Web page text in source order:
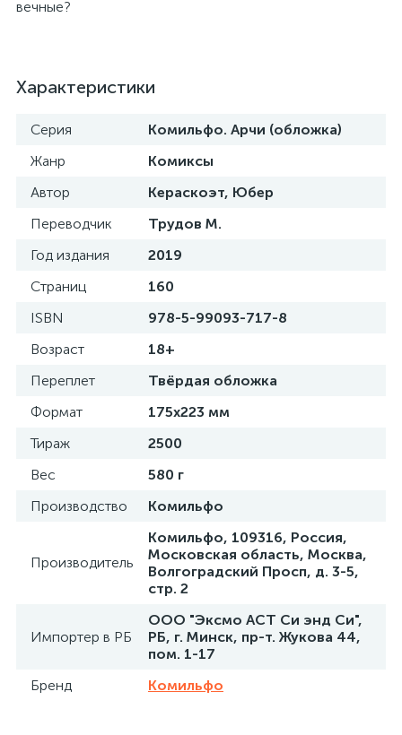
вечные?
Характеристики
Серия
Комильфо. Арчи (обложка)
Жанр
Комиксы
Автор
Кераскоэт, Юбер
Переводчик
Трудов М.
Год издания
2019
Страниц
160
ISBN
978-5-99093-717-8
Возраст
18+
Переплет
Твёрдая обложка
Формат
175x223 мм
Тираж
2500
Вес
580 г
Производство
Комильфо
Производитель
Комильфо, 109316, Россия,
Московская область, Москва,
Волгоградский Просп, д. 3-5,
стр. 2
Импортер в РБ
ООО "Эксмо АСТ Си энд Си",
РБ, г. Минск, пр-т. Жукова 44,
пом. 1-17
Бренд
Комильфо